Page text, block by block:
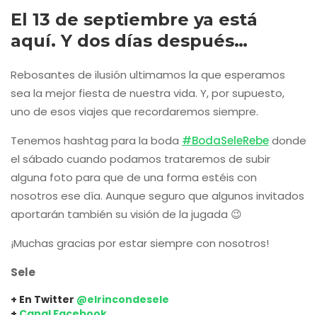
El 13 de septiembre ya está
aquí. Y dos días después…
Rebosantes de ilusión ultimamos la que esperamos
sea la mejor fiesta de nuestra vida. Y, por supuesto,
uno de esos viajes que recordaremos siempre.
Tenemos hashtag para la boda #BodaSeleRebedonde
el sábado cuando podamos trataremos de subir
alguna foto para que de una forma estéis con
nosotros ese día. Aunque seguro que algunos invitados
aportarán también su visión de la jugada 😉
¡Muchas gracias por estar siempre con nosotros!
Sele
+ En Twitter @elrincondesele